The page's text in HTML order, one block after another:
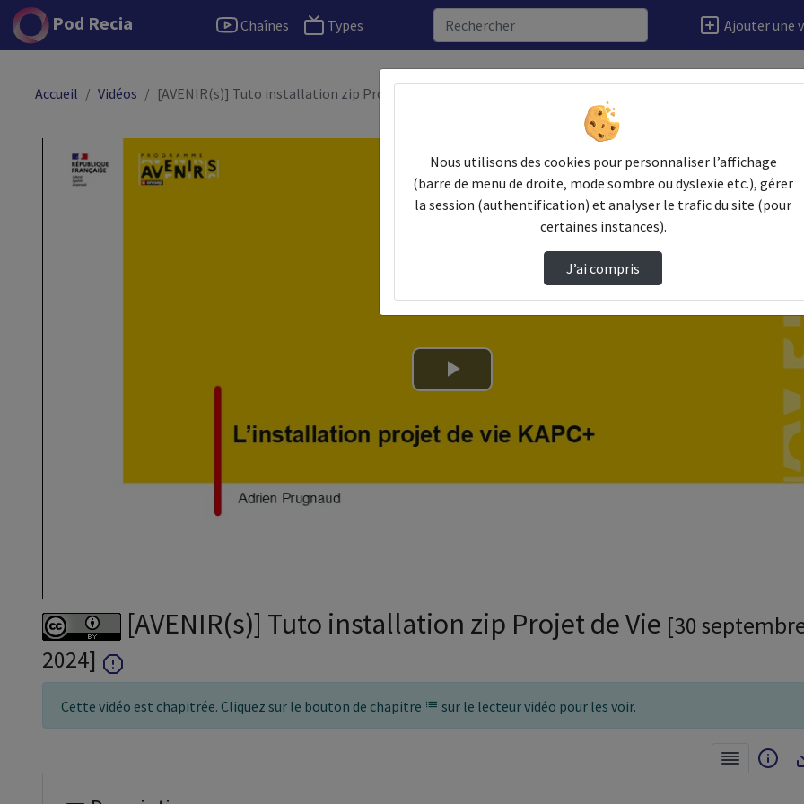
Pod Recia Chaînes Types Ajouter une
Accueil Vidéos [AVENIR(s)] Tuto installation zip Projet de …
Lire
la
[AVENIR(s)] Tuto installation zip Projet de Vie [30
2024]
Cette vidéo est chapitrée. Cliquez sur le bouton de chapitre sur le lecteur vidéo pour les voir.
Nous utilisons des cookies pour personnaliser l’affichage
(barre de menu de droite, mode sombre ou dyslexie etc.), gérer
la session (authentification) et analyser le trafic du site (pour
certaines instances).
J’ai compris